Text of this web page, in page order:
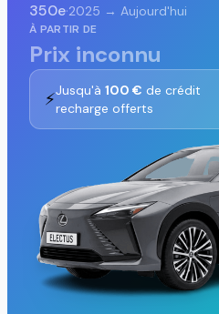
350e·2025 → Aujourd'hui
À PARTIR DE
Prix inconnu
⚡Jusqu'à 100 € de crédit
recharge offerts